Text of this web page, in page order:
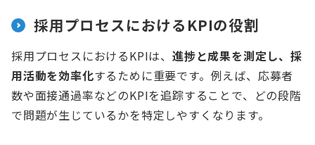
採用プロセスにおけるKPIの役割
採用プロセスにおけるKPIは、 進捗と成果を測定し、採
用活動を効率化するために重要です。例えば、応募者
数や面接通過率などのKPIを追踪することで、どの段階
で問題が生じているかを特定しやすくなります。